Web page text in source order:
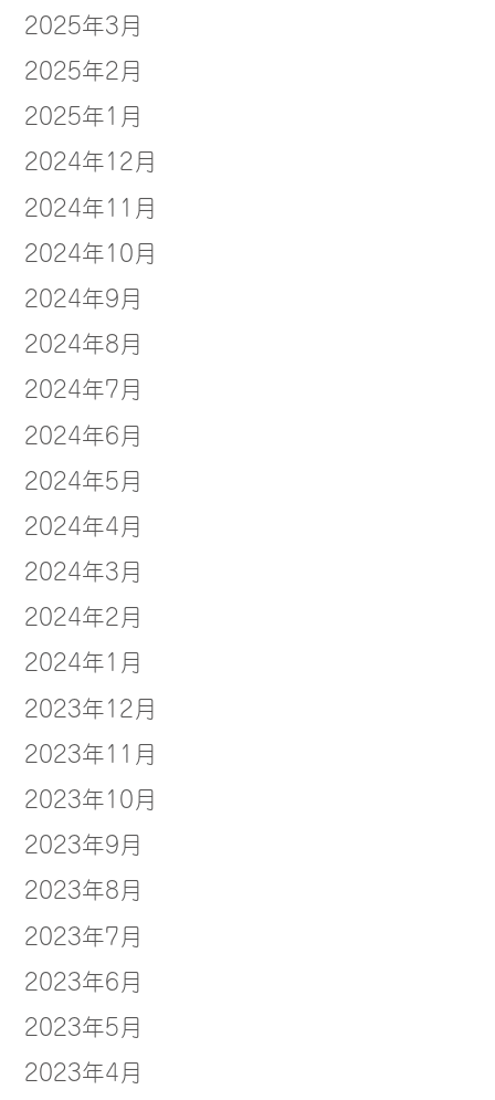
2025年3月
2025年2月
2025年1月
2024年12月
2024年11月
2024年10月
2024年9月
2024年8月
2024年7月
2024年6月
2024年5月
2024年4月
2024年3月
2024年2月
2024年1月
2023年12月
2023年11月
2023年10月
2023年9月
2023年8月
2023年7月
2023年6月
2023年5月
2023年4月